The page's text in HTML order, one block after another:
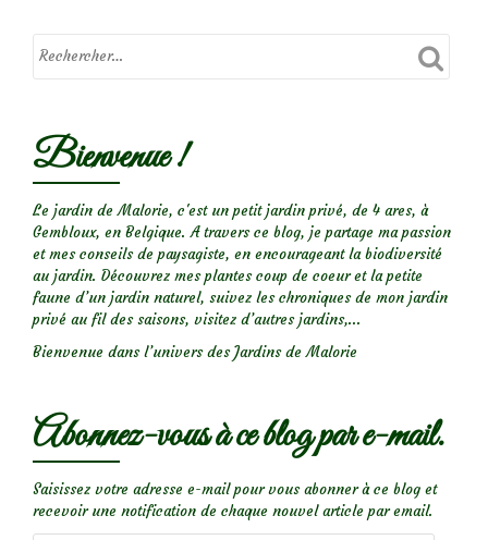
sans
Bienvenue !
Le jardin de Malorie, c'est un petit jardin privé, de 4 ares, à
Gembloux, en Belgique. A travers ce blog, je partage ma passion
et mes conseils de paysagiste, en encourageant la biodiversité
au jardin. Découvrez mes plantes coup de coeur et la petite
faune d’un jardin naturel, suivez les chroniques de mon jardin
privé au fil des saisons, visitez d’autres jardins,...
Bienvenue dans l’univers des Jardins de Malorie
Abonnez-vous à ce blog par e-mail.
Saisissez votre adresse e-mail pour vous abonner à ce blog et
recevoir une notification de chaque nouvel article par email.